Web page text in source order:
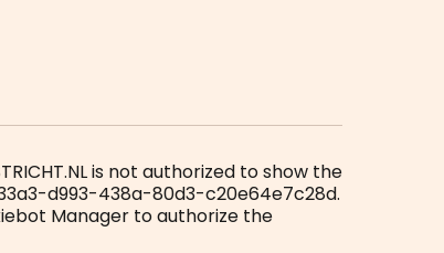
is not authorized to show the
d993-438a-80d3-c20e64e7c28d.
Manager to authorize the